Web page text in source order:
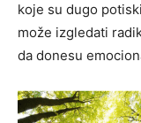
koje su dugo
može izgledati
da donesu